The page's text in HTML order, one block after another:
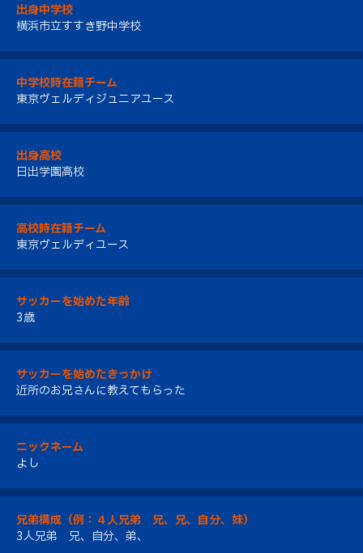
出身中学校
横浜市立すすき野中学校
中学校時在籍チーム
東京ヴェルディジュニアユース
出身高校
日出学園高校
高校時在籍チーム
東京ヴェルディユース
サッカーを始めた年齢
3歳
サッカーを始めたきっかけ
近所のお兄さんに教えてもらった
ニックネーム
よし
兄弟構成（例：４人兄弟 兄、兄、自分、妹）
3人兄弟 兄、自分、弟、